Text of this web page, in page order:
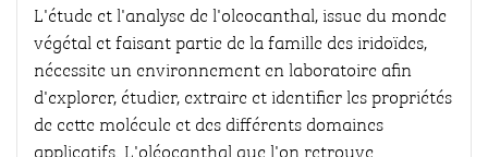
L'étude et l'analyse de l'oleocanthal, issue du monde
végétal et faisant partie de la famille des iridoïdes,
nécessite un environnement en laboratoire afin
d'explorer, étudier, extraire et identifier les propriétés
de cette molécule et des différents domaines
applicatifs. L'oléocanthal que l'on retrouve